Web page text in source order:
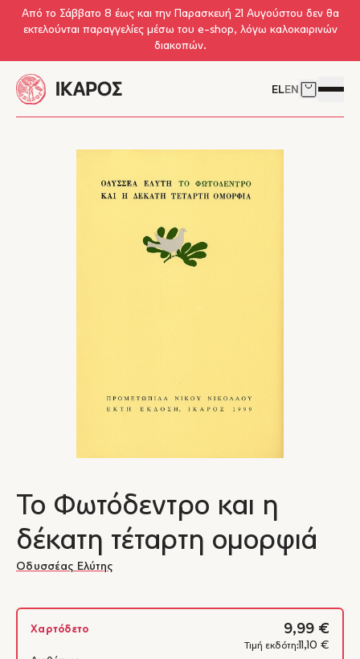
Skip to main content
Από το Σάββατο 8 έως και την Παρασκευή 21 Αυγούστου δεν θα
εκτελούνται παραγγελίες μέσω του e-shop, λόγω καλοκαιρινών
διακοπών.
ELEN Δείτε το
Το Φωτόδεντρο και η
δέκατη τέταρτη ομορφιά
Οδυσσέας Ελύτης
Χαρτόδετο 9,99 €
Τιμή εκδότη: 11,10 €